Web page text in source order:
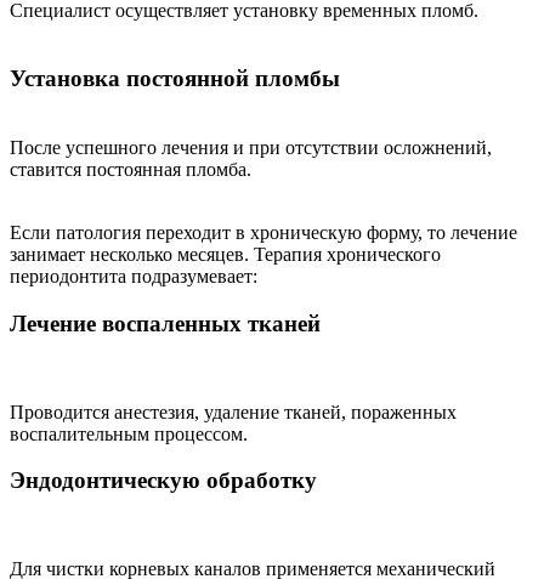
Специалист осуществляет установку временных пломб.
Установка постоянной пломбы
После успешного лечения и при отсутствии осложнений,
ставится постоянная пломба.
Если патология переходит в хроническую форму, то лечение
занимает несколько месяцев. Терапия хронического
периодонтита подразумевает:
Лечение воспаленных тканей
Проводится анестезия, удаление тканей, пораженных
воспалительным процессом.
Эндодонтическую обработку
Для чистки корневых каналов применяется механический